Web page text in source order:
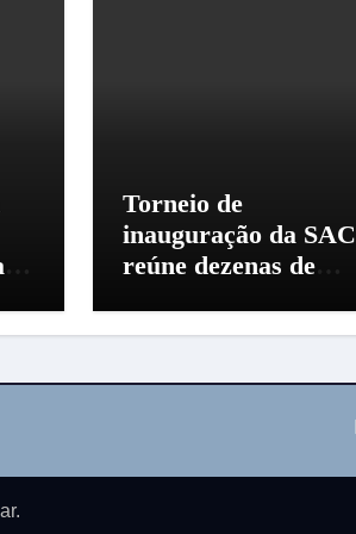
Torneio de
inauguração da SAC
reúne dezenas de
.